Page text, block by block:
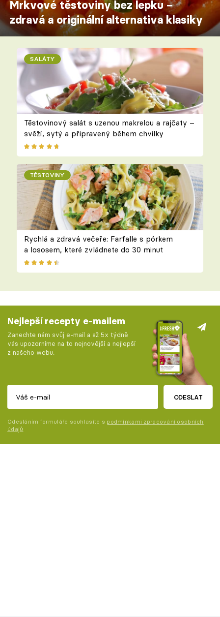
Mrkvové těstoviny bez lepku –
zdravá a originální alternativa klasiky
SALÁTY
Těstovinový salát s uzenou makrelou a rajčaty –
svěží, sytý a připravený během chvilky
TĚSTOVINY
Rychlá a zdravá večeře: Farfalle s pórkem
a lososem, které zvládnete do 30 minut
Nejlepší recepty e-mailem
Zanechte nám svůj e-mail a až 5x týdně
vás upozorníme na to nejnovější a nejlepší
z našeho webu.
ODESLAT
Odesláním formuláře souhlasíte s podmínkami zpracování osobních
údajů